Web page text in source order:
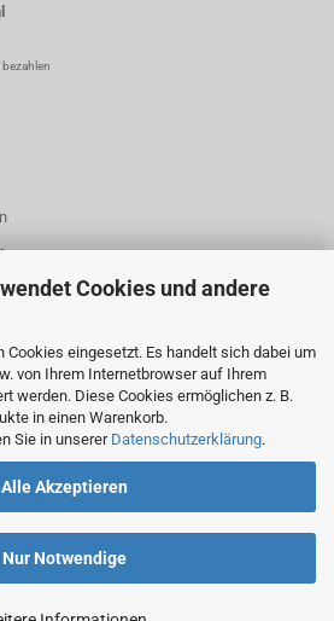
Cookies und andere
Cookies eingesetzt. Es handelt sich dabei um
von Ihrem Internetbrowser auf Ihrem
werden. Diese Cookies ermöglichen z. B.
in einen Warenkorb.
Sie in unserer Datenschutzerklärung.
Alle Akzeptieren
Nur Notwendige
90 773